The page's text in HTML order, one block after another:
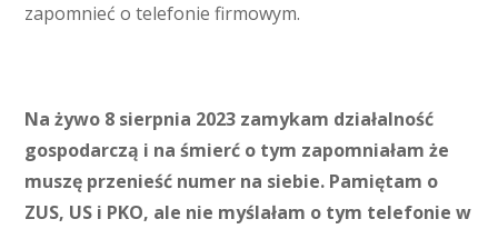
zapomnieć o telefonie firmowym.
Na żywo 8 sierpnia 2023 zamykam działalność
gospodarczą i na śmierć o tym zapomniałam że
muszę przenieść numer na siebie. Pamiętam o
ZUS, US i PKO, ale nie myślałam o tym telefonie w